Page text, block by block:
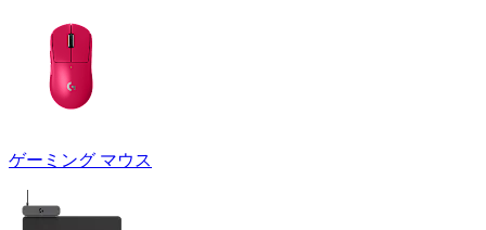
ゲーミング マウス